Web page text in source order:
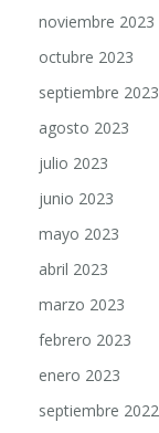
noviembre 2023
octubre 2023
septiembre 2023
agosto 2023
julio 2023
junio 2023
mayo 2023
abril 2023
marzo 2023
febrero 2023
enero 2023
septiembre 2022